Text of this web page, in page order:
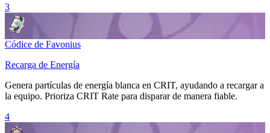
3
Códice de Favonius
Recarga de Energía
Genera partículas de energía blanca en CRIT, ayudando a recargar a
la equipo. Prioriza CRIT Rate para disparar de manera fiable.
4